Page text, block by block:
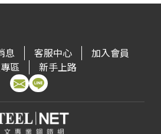
息 客服中心
加入會員
區
新手上路